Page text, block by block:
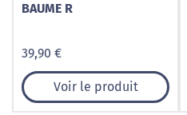
BAUME R
39,90 €
Voir le produit